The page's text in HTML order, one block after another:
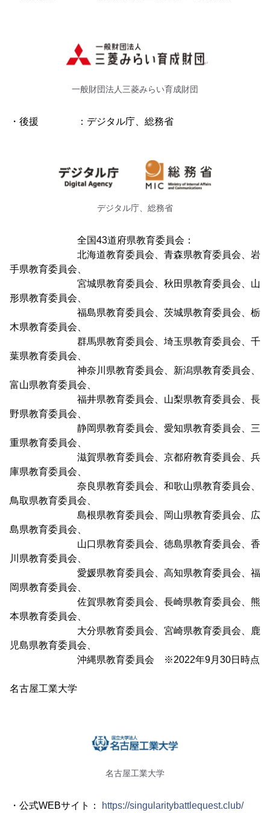
一般財団法人三菱みらい育成財団
・後援 ：デジタル庁、総務省
デジタル庁、総務省
全国43道府県教育委員会：
北海道教育委員会、青森県教育委員会、岩
手県教育委員会、
宮城県教育委員会、秋田県教育委員会、山
形県教育委員会、
福島県教育委員会、茨城県教育委員会、栃
木県教育委員会、
群馬県教育委員会、埼玉県教育委員会、千
葉県教育委員会、
神奈川県教育委員会、新潟県教育委員会、
富山県教育委員会、
福井県教育委員会、山梨県教育委員会、長
野県教育委員会、
静岡県教育委員会、愛知県教育委員会、三
重県教育委員会、
滋賀県教育委員会、京都府教育委員会、兵
庫県教育委員会、
奈良県教育委員会、和歌山県教育委員会、
鳥取県教育委員会、
島根県教育委員会、岡山県教育委員会、広
島県教育委員会、
山口県教育委員会、徳島県教育委員会、香
川県教育委員会、
愛媛県教育委員会、高知県教育委員会、福
岡県教育委員会、
佐賀県教育委員会、長崎県教育委員会、熊
本県教育委員会、
大分県教育委員会、宮崎県教育委員会、鹿
児島県教育委員会、
沖縄県教育委員会 ※2022年9月30日時点
名古屋工業大学
名古屋工業大学
・公式WEBサイト： https://singularitybattlequest.club/